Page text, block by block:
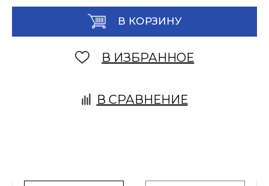
В КОРЗИНУ
В ИЗБРАННОЕ
В СРАВНЕНИЕ